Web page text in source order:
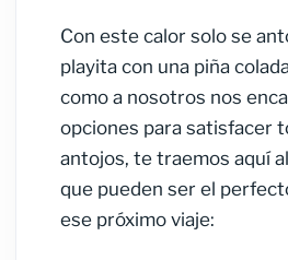
Con este calor solo se
playita con una piña
como a nosotros nos
opciones para satisfacer
antojos, te traemos aquí
que pueden ser el
ese próximo viaje: